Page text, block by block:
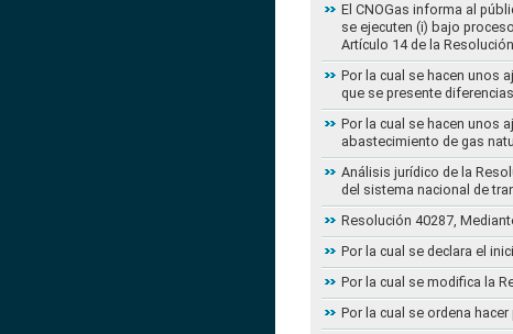
El CNOGas informa al
se ejecuten (i) bajo
Artículo 14 de la
Por la cual se hacen unos
que se presente
Por la cual se hacen unos
abastecimiento de gas
Análisis jurídico de la
del sistema nacional de
Resolución 40287,
Por la cual se declara el
Por la cual se modifica la
Por la cual se ordena